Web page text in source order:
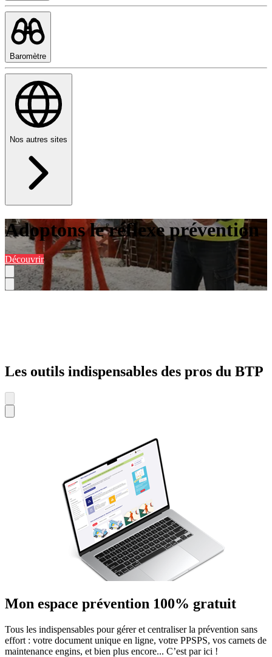
Baromètre
Nos autres sites
Adoptons le réflexe prévention
Découvrir
Les outils indispensables des pros du BTP
Mon espace prévention 100% gratuit
Tous les indispensables pour gérer et centraliser la prévention sans
effort : votre document unique en ligne, votre PPSPS, vos carnets de
maintenance engins, et bien plus encore... C’est par ici !